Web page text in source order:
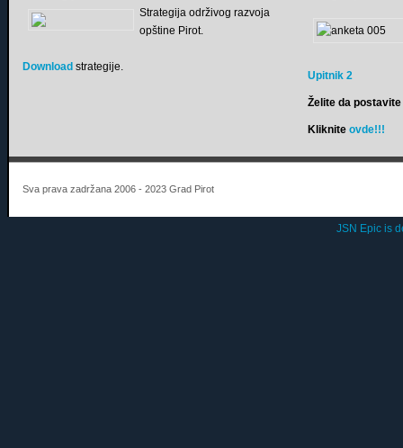
Strategija održivog razvoja
opštine Pirot.
Download strategije.
Upitnik 2
Želite da
Kliknite ovde!!!
Sva prava zadržana 2006 - 2023 Grad Pirot
JSN Epic is